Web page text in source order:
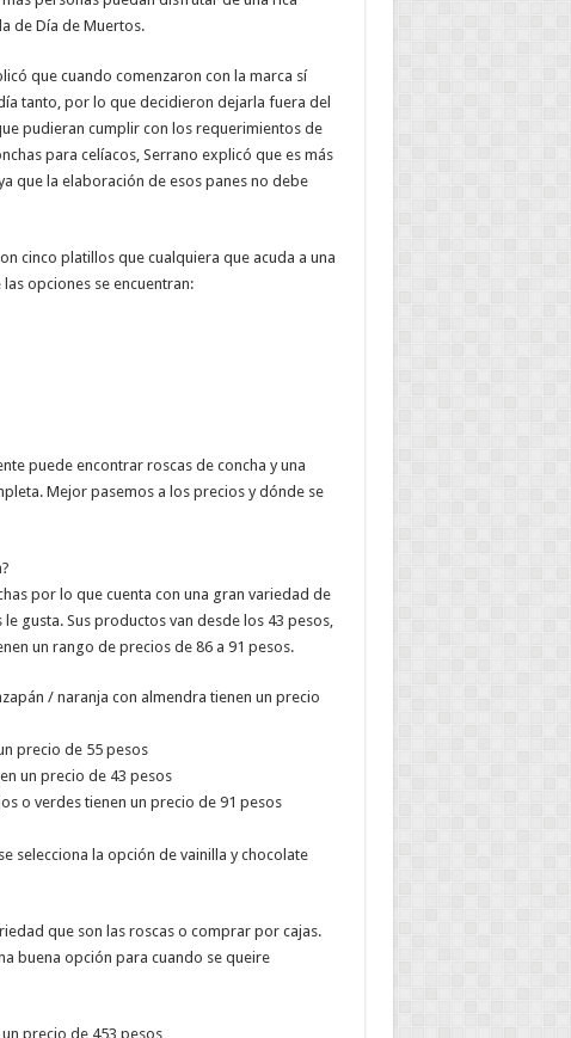
de Día de Muertos.
que cuando comenzaron con la marca sí
tanto, por lo que decidieron dejarla fuera del
pudieran cumplir con los requerimientos de
para celíacos, Serrano explicó que es más
que la elaboración de esos panes no debe
cinco platillos que cualquiera que acuda a una
opciones se encuentran:
puede encontrar roscas de concha y una
Mejor pasemos a los precios y dónde se
por lo que cuenta con una gran variedad de
gusta. Sus productos van desde los 43 pesos,
un rango de precios de 86 a 91 pesos.
/ naranja con almendra tienen un precio
precio de 55 pesos
un precio de 43 pesos
o verdes tienen un precio de 91 pesos
selecciona la opción de vainilla y chocolate
que son las roscas o comprar por cajas.
buena opción para cuando se queire
precio de 453 pesos